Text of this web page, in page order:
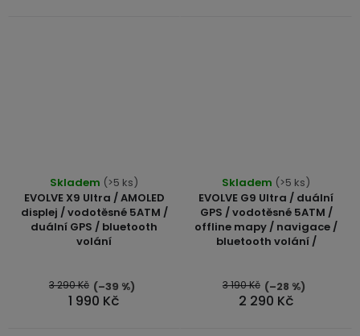
EVOLVE X9 Ultra / AMOLED
displej / vodotěsné 5ATM /
duální GPS / bluetooth
volání
Skladem (>5 ks)
1 990 Kč
3 290 Kč (–39 %)
EVOLVE G9 Ultra / duální
GPS / vodotěsné 5ATM /
offline mapy / navigace /
bluetooth volání /
Skladem (>5 ks)
2 290 Kč
3 190 Kč (–28 %)